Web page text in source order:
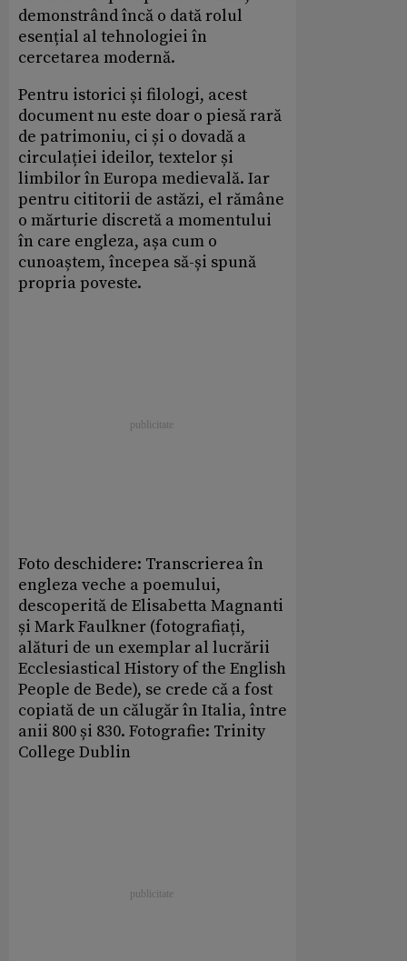
demonstrând încă o dată rolul
esențial al tehnologiei în
cercetarea modernă.
Pentru istorici și filologi, acest
document nu este doar o piesă rară
de patrimoniu, ci și o dovadă a
circulației ideilor, textelor și
limbilor în Europa medievală. Iar
pentru cititorii de astăzi, el rămâne
o mărturie discretă a momentului
în care engleza, așa cum o
cunoaștem, începea să-și spună
propria poveste.
Foto deschidere: Transcrierea în
engleza veche a poemului,
descoperită de Elisabetta Magnanti
și Mark Faulkner (fotografiați,
alături de un exemplar al lucrării
Ecclesiastical History of the English
People de Bede), se crede că a fost
copiată de un călugăr în Italia, între
anii 800 și 830. Fotografie: Trinity
College Dublin